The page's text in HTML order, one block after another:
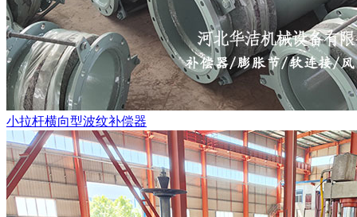
小拉杆横向型波纹补偿器